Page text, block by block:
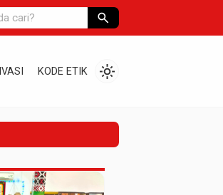
search
KODE ETIK light_mode